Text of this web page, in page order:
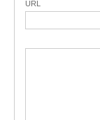
URL